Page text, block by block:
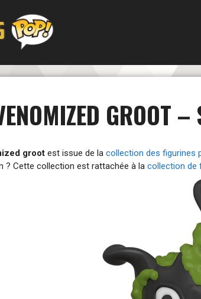
GROOT
groot est issue de la collection des figurines
? Cette collection est rattachée à la collection de